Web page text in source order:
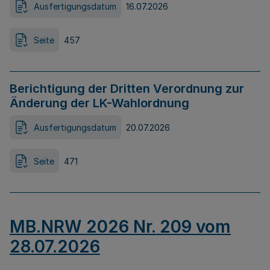
Ausfertigungsdatum 16.07.2026
Seite 457
Berichtigung der Dritten Verordnung zur
Änderung der LK-Wahlordnung
Ausfertigungsdatum 20.07.2026
Seite 471
MB.NRW 2026 Nr. 209 vom
28.07.2026